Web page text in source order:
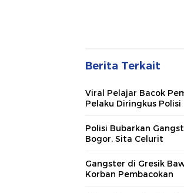
Berita Terkait
Viral Pelajar Bacok
Pelaku Diringkus Polisi
Polisi Bubarkan
Bogor, Sita Celurit
Gangster di Gresik
Korban Pembacokan